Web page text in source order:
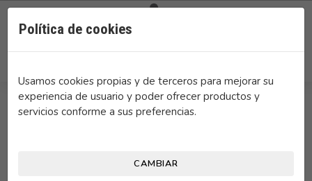
Política de cookies
Usamos cookies propias y de terceros para mejorar su
experiencia de usuario y poder ofrecer productos y
servicios conforme a sus preferencias.
CAMBIAR